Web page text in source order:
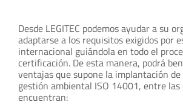
Desde LEGITEC podemos ayudar a su
adaptarse a los requisitos exigidos por
internacional guiándola en todo el
certificación. De esta manera, podrá
ventajas que supone la implantación
gestión ambiental ISO 14001, entre las
encuentran: